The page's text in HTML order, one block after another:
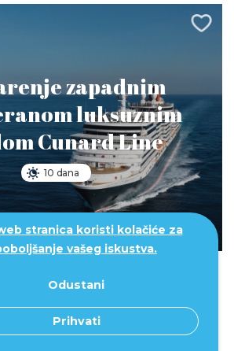
stranica koristi kolačiće za
vašeg iskustva.
Odustani
Prihvati
zapadnim
luksuznim
Cunard Line
10 dana
od 2.200 €